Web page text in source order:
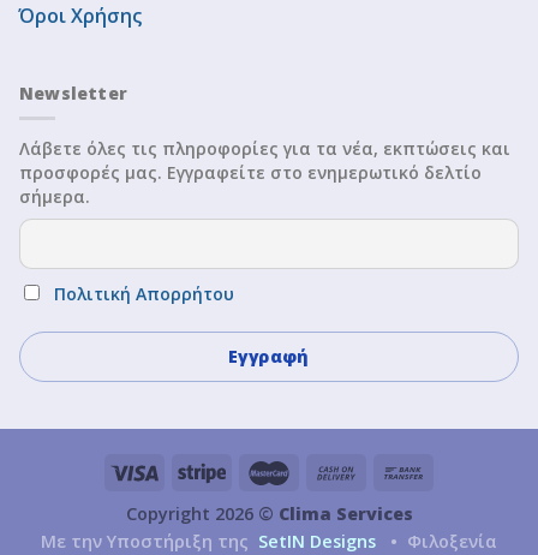
Όροι Χρήσης
Newsletter
Λάβετε όλες τις πληροφορίες για τα νέα, εκπτώσεις και
προσφορές μας. Εγγραφείτε στο ενημερωτικό δελτίο
σήμερα.
Πολιτική Απορρήτου
Copyright 2026 © Clima Services
Με την Υποστήριξη της SetIN Designs
• Φιλοξενία